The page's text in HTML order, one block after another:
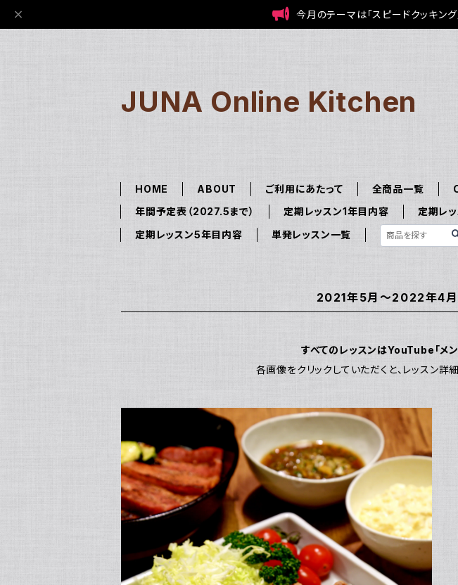
今月のテーマは「スピードクッキン
JUNA Online Kitchen
HOME ABOUT ご利用にあたって 全商品一覧
年間予定表（2027.5まで）
定期レッスン1年目内容 定期レ
定期レッスン5年目内容
単発レッスン一覧
2021年5月～2022年4月
すべてのレッスンはYouTube「メ
各画像をクリックしていただくと、レッスン